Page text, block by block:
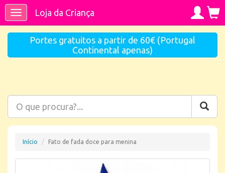
ToggleLoja da Criança
Portes gratuitos a partir de 60€ (Portugal
Continental apenas)
Início Fato de fada doce para menina